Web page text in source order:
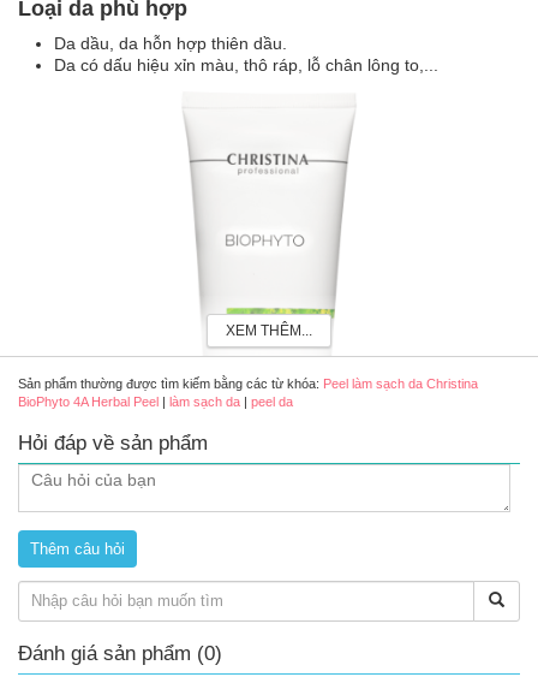
Loại da phù hợp
Da dầu, da hỗn hợp thiên dầu.
Da có dấu hiệu xỉn màu, thô ráp, lỗ chân lông to,...
Peel da sinh học Christina BioPhyto 4A Herbal Peel
Ưu điểm của Christina BioPhyto 4A Herbal Peel
XEM THÊM...
Sản phẩm thường được tìm kiếm bằng các từ khóa: Peel làm sạch da Christina
BioPhyto 4A Herbal Peel | làm sạch da | peel da
Hỏi đáp về sản phẩm
Đánh giá sản phẩm (0)